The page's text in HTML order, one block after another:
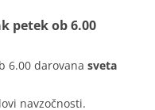
petek ob 6.00
6.00 darovana sveta
navzočnosti.